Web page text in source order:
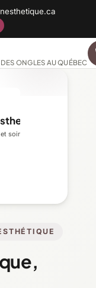
ONGLES AU QUÉBEC
soins du visage